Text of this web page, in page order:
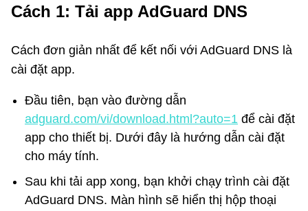
Cách 1: Tải app AdGuard DNS
Cách đơn giản nhất để kết nối với AdGuard DNS là
cài đặt app.
Đầu tiên, bạn vào đường dẫn
adguard.com/vi/download.html?auto=1 để cài đặt
app cho thiết bị. Dưới đây là hướng dẫn cài đặt
cho máy tính.
Sau khi tải app xong, bạn khởi chạy trình cài đặt
AdGuard DNS. Màn hình sẽ hiển thị hộp thoại